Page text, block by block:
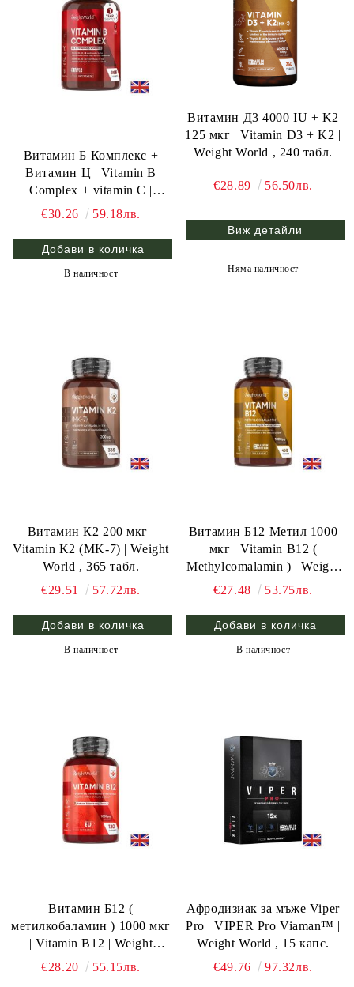
Витамин Б Комплекс +
Витамин Ц | Vitamin B
Complex + vitamin C |
Weight World , 365 табл.
€30.26 59.18лв.
В наличност
Витамин Д3 4000 IU + K2
125 мкг | Vitamin D3 + K2 |
Weight World , 240 табл.
€28.89 56.50лв.
Виж детайли
Няма наличност
Витамин К2 200 мкг |
Vitamin K2 (MK-7) | Weight
World , 365 табл.
€29.51
57.72лв.
В наличност
Витамин Б12 Метил 1000
мкг | Vitamin B12 (
Methylcomalamin ) | Weight
World, 450 табл.
€27.48 53.75лв.
В наличност
Витамин Б12 (
метилкобаламин ) 1000 мкг
| Vitamin B12 | Weight
World, 120 жел. табл.
€28.20 55.15лв.
Афродизиак за мъже Viper
Pro | VIPER Pro Viaman™ |
Weight World , 15 капс.
€49.76
97.32лв.